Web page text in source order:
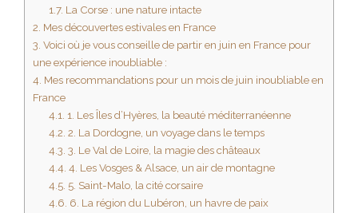
1.7. La Corse : une nature intacte
2. Mes découvertes estivales en France
3. Voici où je vous conseille de partir en juin en France pour
une expérience inoubliable :
4. Mes recommandations pour un mois de juin inoubliable en
France
4.1. 1. Les Îles d’Hyères, la beauté méditerranéenne
4.2. 2. La Dordogne, un voyage dans le temps
4.3. 3. Le Val de Loire, la magie des châteaux
4.4. 4. Les Vosges & Alsace, un air de montagne
4.5. 5. Saint-Malo, la cité corsaire
4.6. 6. La région du Lubéron, un havre de paix